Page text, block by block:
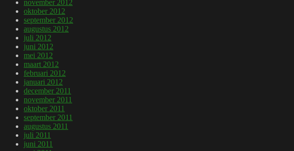
november 2012
oktober 2012
september 2012
augustus 2012
juli 2012
juni 2012
mei 2012
maart 2012
februari 2012
januari 2012
december 2011
november 2011
oktober 2011
september 2011
augustus 2011
juli 2011
juni 2011